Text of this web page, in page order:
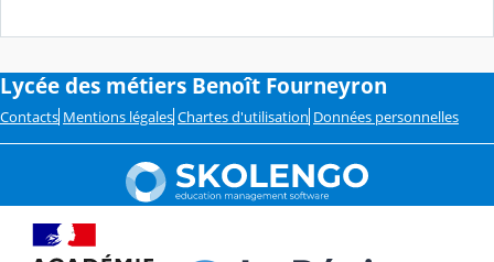
Lycée des métiers Benoît Fourneyron
Contacts Mentions légales Chartes d'utilisation Données personnelles